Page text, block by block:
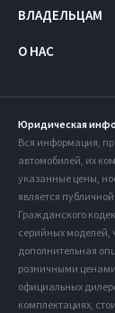
ВЛАДЕЛЬЦАМ
О НАС
Юридическая
Вся информация,
автомобилей, их
указанные цены,
является
Гражданского
серийных моделей,
дополнительная
розничными ценами
официальных
комплектациях,